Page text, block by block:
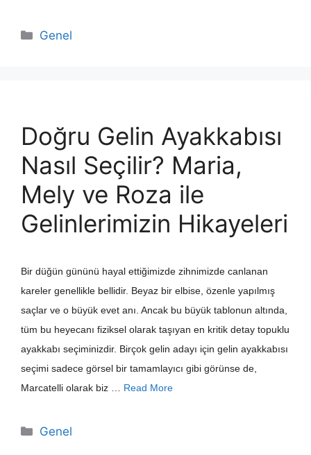
Kategoriler
Genel
Doğru Gelin Ayakkabısı
Nasıl Seçilir? Maria,
Mely ve Roza ile
Gelinlerimizin Hikayeleri
Bir düğün gününü hayal ettiğimizde zihnimizde canlanan
kareler genellikle bellidir. Beyaz bir elbise, özenle yapılmış
saçlar ve o büyük evet anı. Ancak bu büyük tablonun altında,
tüm bu heyecanı fiziksel olarak taşıyan en kritik detay topuklu
ayakkabı seçiminizdir. Birçok gelin adayı için gelin ayakkabısı
seçimi sadece görsel bir tamamlayıcı gibi görünse de,
Marcatelli olarak biz … Read More
Kategoriler
Genel